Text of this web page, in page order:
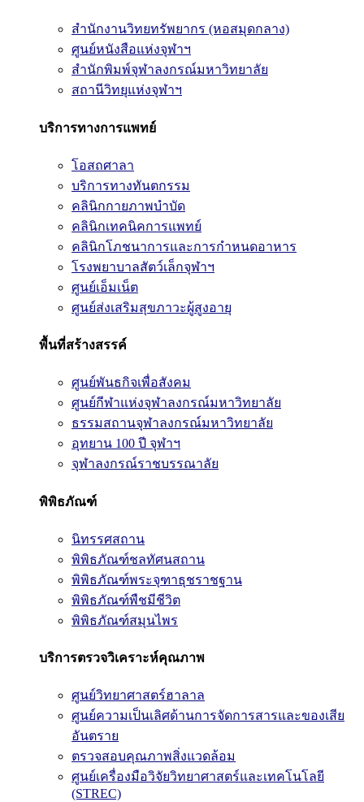
สำนักงานวิทยทรัพยากร (หอสมุดกลาง)
ศูนย์หนังสือแห่งจุฬาฯ
สำนักพิมพ์จุฬาลงกรณ์มหาวิทยาลัย
สถานีวิทยุแห่งจุฬาฯ
บริการทางการแพทย์
โอสถศาลา
บริการทางทันตกรรม
คลินิกกายภาพบำบัด
คลินิกเทคนิคการแพทย์
คลินิกโภชนาการและการกำหนดอาหาร
โรงพยาบาลสัตว์เล็กจุฬาฯ
ศูนย์เอ็มเน็ต
ศูนย์ส่งเสริมสุขภาวะผู้สูงอายุ
พื้นที่สร้างสรรค์
ศูนย์พันธกิจเพื่อสังคม
ศูนย์กีฬาแห่งจุฬาลงกรณ์มหาวิทยาลัย
ธรรมสถานจุฬาลงกรณ์มหาวิทยาลัย
อุทยาน 100 ปี จุฬาฯ
จุฬาลงกรณ์ราชบรรณาลัย
พิพิธภัณฑ์
นิทรรศสถาน
พิพิธภัณฑ์ชลทัศนสถาน
พิพิธภัณฑ์พระจุฑาธุชราชฐาน
พิพิธภัณฑ์พืชมีชีวิต
พิพิธภัณฑ์สมุนไพร
บริการตรวจวิเคราะห์คุณภาพ
ศูนย์วิทยาศาสตร์ฮาลาล
ศูนย์ความเป็นเลิศด้านการจัดการสารและของเสีย
อันตราย
ตรวจสอบคุณภาพสิ่งแวดล้อม
ศูนย์เครื่องมือวิจัยวิทยาศาสตร์และเทคโนโลยี
(STREC)